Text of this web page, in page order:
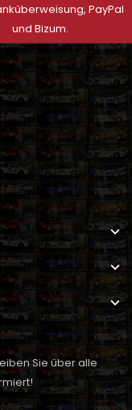
PayPal
und Bizum.
Sie über alle